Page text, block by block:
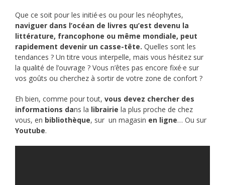
Que ce soit pour les initié·es ou pour les néophytes,
naviguer dans l’océan de livres qu’est devenu la
littérature, francophone ou même mondiale, peut
rapidement devenir un casse-tête. Quelles sont les
tendances ? Un titre vous interpelle, mais vous hésitez sur
la qualité de l’ouvrage ? Vous n’êtes pas encore fixé·e sur
vos goûts ou cherchez à sortir de votre zone de confort ?
Eh bien, comme pour tout, vous devez chercher des
informations dans la librairie la plus proche de chez
vous, en bibliothèque, sur un magasin en ligne… Ou sur
Youtube.